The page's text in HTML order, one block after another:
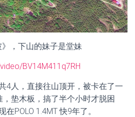
》，下山的妹子是堂妹
BV14M411q7RH
4人，直接往山顶开，被卡在了一
垫木板，搞了半个小时才脱困
POLO 1.4MT 快9年了。